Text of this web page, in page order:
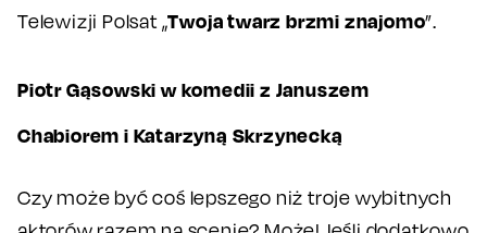
Telewizji Polsat „Twoja twarz brzmi znajomo”.
Piotr Gąsowski w komedii z Januszem
Chabiorem i Katarzyną Skrzynecką
Czy może być coś lepszego niż troje wybitnych